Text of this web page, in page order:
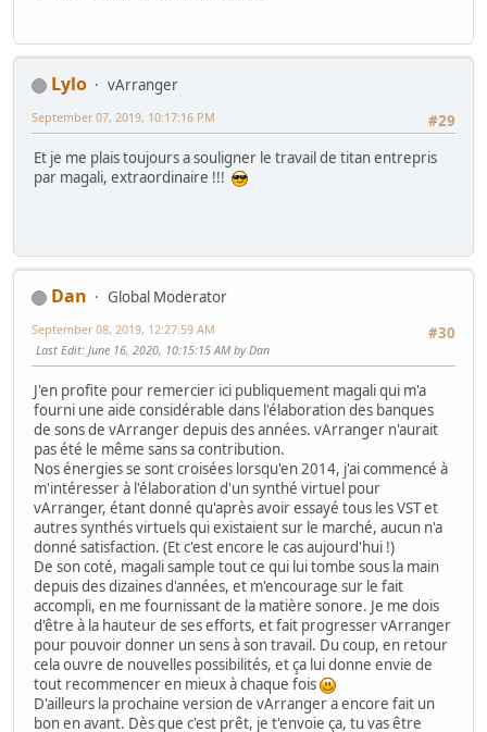
Lylo
vArranger
#29
September 07, 2019, 10:17:16 PM
Et je me plais toujours a souligner le travail de titan entrepris
par magali, extraordinaire !!!
Dan
Global Moderator
#30
September 08, 2019, 12:27:59 AM
Last Edit: June 16, 2020, 10:15:15 AM by Dan
J'en profite pour remercier ici publiquement magali qui m'a
fourni une aide considérable dans l'élaboration des banques
de sons de vArranger depuis des années. vArranger n'aurait
pas été le même sans sa contribution.
Nos énergies se sont croisées lorsqu'en 2014, j'ai commencé à
m'intéresser à l'élaboration d'un synthé virtuel pour
vArranger, étant donné qu'après avoir essayé tous les VST et
autres synthés virtuels qui existaient sur le marché, aucun n'a
donné satisfaction. (Et c'est encore le cas aujourd'hui !)
De son coté, magali sample tout ce qui lui tombe sous la main
depuis des dizaines d'années, et m'encourage sur le fait
accompli, en me fournissant de la matière sonore. Je me dois
d'être à la hauteur de ses efforts, et fait progresser vArranger
pour pouvoir donner un sens à son travail. Du coup, en retour
cela ouvre de nouvelles possibilités, et ça lui donne envie de
tout recommencer en mieux à chaque fois
D'ailleurs la prochaine version de vArranger a encore fait un
bon en avant. Dès que c'est prêt, je t'envoie ça, tu vas être